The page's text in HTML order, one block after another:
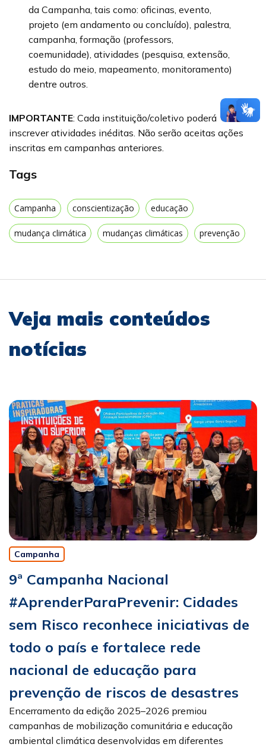
da Campanha, tais como: oficinas, evento,
projeto (em andamento ou concluído), palestra,
campanha, formação (professors,
coemunidade), atividades (pesquisa, extensão,
estudo do meio, mapeamento, monitoramento)
dentre outros.
IMPORTANTE: Cada instituição/coletivo poderá
inscrever atividades inéditas. Não serão aceitas ações
inscritas em campanhas anteriores.
Tags
Campanha conscientização educação
mudança climática mudanças climáticas prevenção
Veja mais conteúdos
notícias
Campanha
9ª Campanha Nacional
#AprenderParaPrevenir: Cidades
sem Risco reconhece iniciativas de
todo o país e fortalece rede
nacional de educação para
prevenção de riscos de desastres
Encerramento da edição 2025–2026 premiou
campanhas de mobilização comunitária e educação
ambiental climática desenvolvidas em diferentes